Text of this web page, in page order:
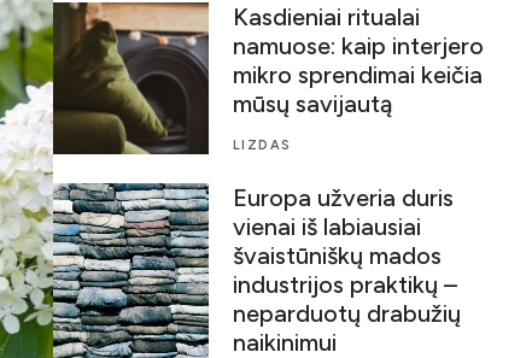
Kasdieniai ritualai
namuose: kaip interjero
mikro sprendimai keičia
mūsų savijautą
LIZDAS
Europa užveria duris
vienai iš labiausiai
švaistūniškų mados
industrijos praktikų –
neparduotų drabužių
naikinimui